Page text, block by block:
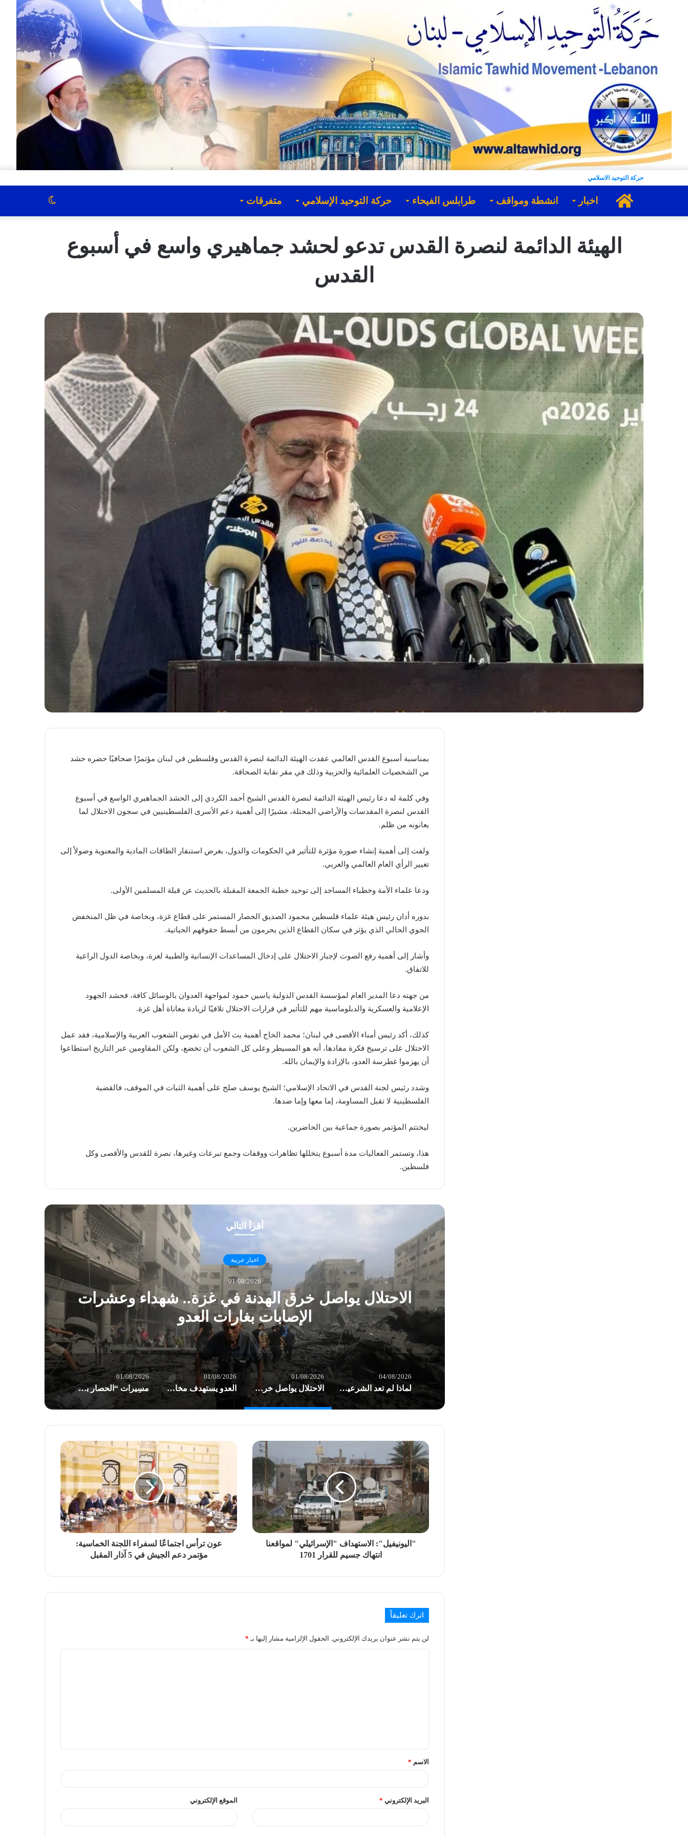
حركة التوحيد الاسلامي
الرئيسية
اخبار انشطة ومواقف طرابلس الفيحاء حركة التوحيد الإسلامي متفرقات الوضع
الهيئة الدائمة لنصرة القدس تدعو لحشد جماهيري واسع في أسبوع
القدس
بمناسبة أسبوع القدس العالمي عقدت الهيئة الدائمة لنصرة القدس وفلسطين في لبنان مؤتمرًا صحافيًا حضره حشد
من الشخصيات العلمائية والحزبية وذلك في مقر نقابة الصحافة.
وفي كلمة له دعا رئيس الهيئة الدائمة لنصرة القدس الشيخ أحمد الكردي إلى الحشد الجماهيري الواسع في أسبوع
القدس لنصرة المقدسات والأراضي المحتلة، مشيرًا إلى أهمية دعم الأسرى الفلسطينيين في سجون الاحتلال لما
يعانونه من ظلم.
ولفت إلى أهمية إنشاء صورة مؤثرة للتأثير في الحكومات والدول، بغرض استنفار الطاقات المادية والمعنوية وصولاً إلى
تغيير الرأي العام العالمي والعربي.
ودعا علماء الأمة وخطباء المساجد إلى توحيد خطبة الجمعة المقبلة بالحديث عن قبلة المسلمين الأولى.
بدوره أدان رئيس هيئة علماء فلسطين محمود الصديق الحصار المستمر على قطاع غزة، وبخاصة في ظل المنخفض
الجوي الحالي الذي يؤثر في سكان القطاع الذين يحرمون من أبسط حقوقهم الحياتية.
وأشار إلى أهمية رفع الصوت لإجبار الاحتلال على إدخال المساعدات الإنسانية والطبية لغزة، وبخاصة الدول الراعية
للاتفاق.
من جهته دعا المدير العام لمؤسسة القدس الدولية ياسين حمود لمواجهة العدوان بالوسائل كافة، فحشد الجهود
الإعلامية والعسكرية والدبلوماسية مهم للتأثير في قرارات الاحتلال تلافيًا لزيادة معاناة أهل غزة.
كذلك، أكد رئيس أمناء الأقصى في لبنان؛ محمد الحاج أهمية بث الأمل في نفوس الشعوب العربية والإسلامية، فقد عمل
الاحتلال على ترسيخ فكرة مفادها، أنه هو المسيطر وعلى كل الشعوب أن تخضع، ولكن المقاومين عبر التاريخ استطاعوا
أن يهزموا غطرسة العدو، بالإرادة والإيمان بالله.
وشدد رئيس لجنة القدس في الاتحاد الإسلامي؛ الشيخ يوسف صلح على أهمية الثبات في الموقف، فالقضية
الفلسطينية لا تقبل المساومة، إما معها وإما ضدها.
ليختتم المؤتمر بصورة جماعية بين الحاضرين.
هذا، وتستمر الفعاليات مدة أسبوع يتخللها تظاهرات ووقفات وجمع تبرعات وغيرها، نصرة للقدس والأقصى وكل
فلسطين.
أقرأ التالي
اخبار عربية
01/08/2026
الاحتلال يواصل خرق الهدنة في غزة.. شهداء وعشرات
الإصابات بغارات العدو
04/08/2026
لماذا لم تعد الشرعية وحدها تكفي؟ هندسة السيادة… وإعادة تعريف قواعد الصراع/ بقلم د. عاطف الموسوي
01/08/2026
الاحتلال يواصل خرق الهدنة في غزة.. شهداء وعشرات الإصابات بغارات العدو
01/08/2026
العدو يستهدف مخازن الأدوية في مستشفى شهداء الأقصى والخسائر أكثر من نصف مليون $
01/08/2026
مسِيرات “الحصار بالحصار والتصعيد بالتصعيد” في صنعاء: مستعدون لأثمان المعركة
"اليونيفيل": الاستهداف "الإسرائيلي" لمواقعنا
انتهاك جسيم للقرار 1701
عون ترأس اجتماعًا لسفراء اللجنة الخماسية:
مؤتمر دعم الجيش في 5 آذار المقبل
اترك تعليقاً
لن يتم نشر عنوان بريدك الإلكتروني. الحقول الإلزامية مشار إليها بـ *
الاسم *
البريد الإلكتروني * الموقع الإلكتروني